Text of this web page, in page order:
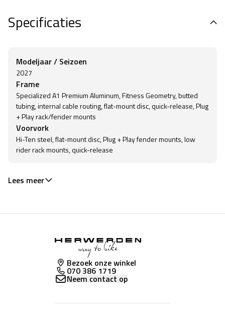
licht, strak en comfortabel rijdt, zonder in te leveren
op sportieve prestaties en dagelijks gebruiksgemak.
Specificaties
Modeljaar / Seizoen
2027
Frame
Specialized A1 Premium Aluminum, Fitness Geometry, butted
tubing, internal cable routing, flat-mount disc, quick-release, Plug
+ Play rack/fender mounts
Voorvork
Hi-Ten steel, flat-mount disc, Plug + Play fender mounts, low
rider rack mounts, quick-release
Lees meer
Bezoek onze winkel
070 386 1719
Neem contact op